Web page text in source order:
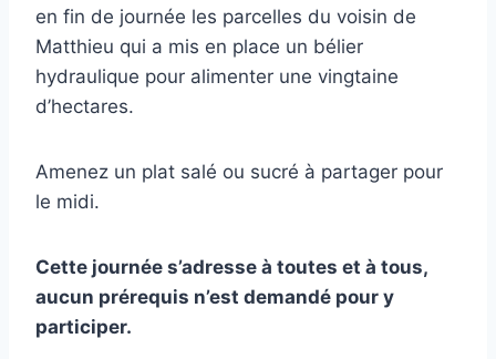
en fin de journée les parcelles du voisin de
Matthieu qui a mis en place un bélier
hydraulique pour alimenter une vingtaine
d’hectares.
Amenez un plat salé ou sucré à partager pour
le midi.
Cette journée s’adresse à toutes et à tous,
aucun prérequis n’est demandé pour y
participer.